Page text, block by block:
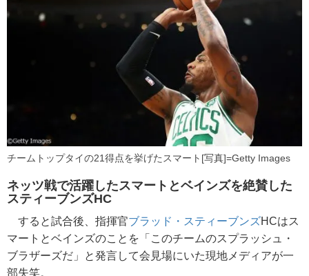
チームトップタイの21得点を挙げたスマート[写真]=Getty Images
ネッツ戦で活躍したスマートとベインズを絶賛した
スティーブンズHC
すると試合後、指揮官ブラッド・スティーブンズHCはス
マートとベインズのことを「このチームのスプラッシュ・
ブラザーズだ」と発言して会見場にいた現地メディアが一
部失笑。